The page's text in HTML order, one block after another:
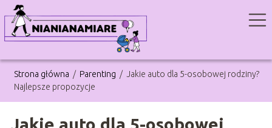
Strona główna / Parenting / Jakie auto dla 5-osobowej rodziny?
Najlepsze propozycje
Jakie auto dla 5-osobowej